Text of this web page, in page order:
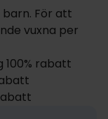
För att
vuxna per
100% rabatt